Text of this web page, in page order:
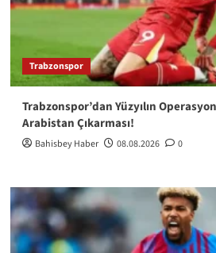
Trabzonspor
Trabzonspor’dan Yüzyılın
Arabistan Çıkarması!
Bahisbey Haber 08.08.2026 0